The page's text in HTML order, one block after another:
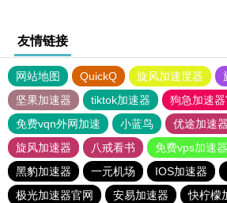
友情链接
网站地图 QuickQ 旋风加速度器
坚果加速器
tiktok加速器
狗急加速器
免费vqn外网加速
小蓝鸟 优途加速
旋风加速器
八戒看书
免费vps加速
黑豹加速器
一元机场 IOS加速器
极光加速器官网
安易加速器
快柠檬